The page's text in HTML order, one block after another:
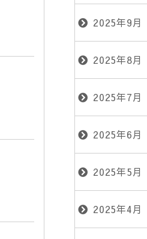
2025年9月
2025年8月
2025年7月
2025年6月
2025年5月
2025年4月